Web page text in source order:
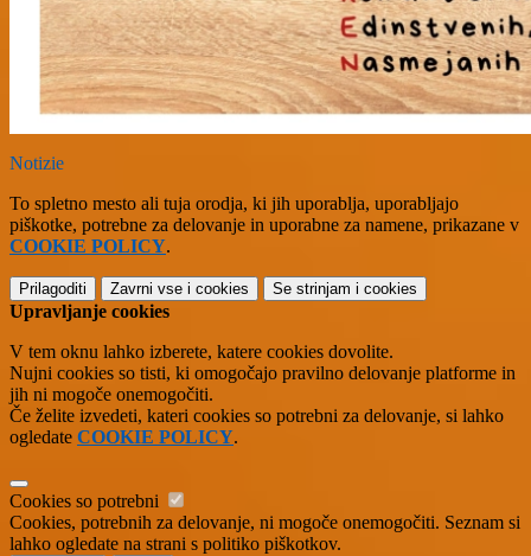
Notizie
To spletno mesto ali tuja orodja, ki jih uporablja, uporabljajo
piškotke, potrebne za delovanje in uporabne za namene, prikazane v
COOKIE POLICY.
Prilagoditi Zavrni vse i cookies Se strinjam i cookies
Upravljanje cookies
V tem oknu lahko izberete, katere cookies dovolite.
Nujni cookies so tisti, ki omogočajo pravilno delovanje platforme in
jih ni mogoče onemogočiti.
Če želite izvedeti, kateri cookies so potrebni za delovanje, si lahko
ogledate COOKIE POLICY.
Cookies so potrebni
Cookies, potrebnih za delovanje, ni mogoče onemogočiti. Seznam si
lahko ogledate na strani s politiko piškotkov.